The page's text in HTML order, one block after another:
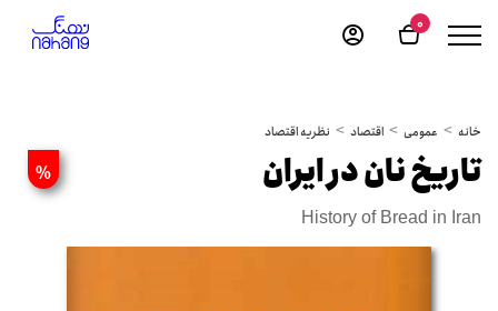
0
خانه عمومی اقتصاد نظریه اقتصاد
% تاریخ نان در ایران
History of Bread in Iran